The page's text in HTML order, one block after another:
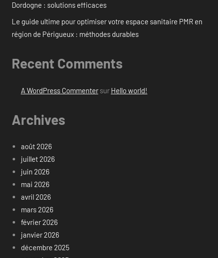
Dordogne : solutions efficaces
Le guide ultime pour optimiser votre espace sanitaire PMR en
région de Périgueux : méthodes durables
Recent Comments
A WordPress Commentersur Hello world!
Archives
août 2026
juillet 2026
juin 2026
mai 2026
avril 2026
mars 2026
février 2026
janvier 2026
décembre 2025